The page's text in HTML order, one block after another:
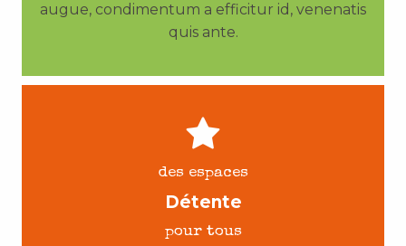
augue, condimentum a efficitur id, venenatis
quis ante.
des espaces
Détente
pour tous